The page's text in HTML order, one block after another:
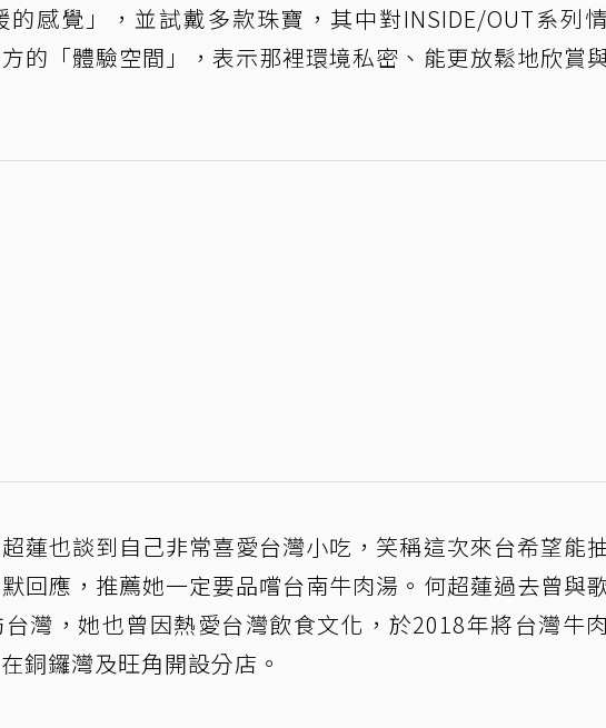
感覺」，並試戴多款珠寶，其中對INSIDE/OUT系列
的「體驗空間」，表示那裡環境私密、能更放鬆地欣賞
蓮也談到自己非常喜愛台灣小吃，笑稱這次來台希望能
回應，推薦她一定要品嚐台南牛肉湯。何超蓮過去曾與
灣，她也曾因熱愛台灣飲食文化，於2018年將台灣牛
銅鑼灣及旺角開設分店。